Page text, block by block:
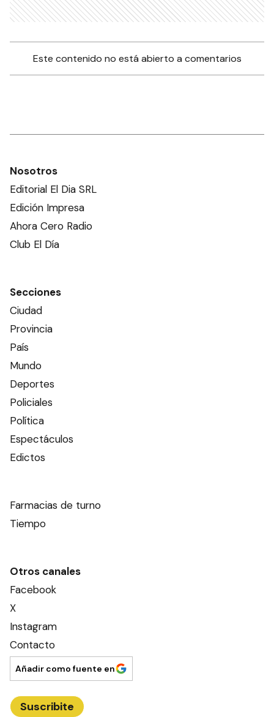
Este contenido no está abierto a comentarios
Nosotros
Editorial El Dia SRL
Edición Impresa
Ahora Cero Radio
Club El Día
Secciones
Ciudad
Provincia
País
Mundo
Deportes
Policiales
Política
Espectáculos
Edictos
Farmacias de turno
Tiempo
Otros canales
Facebook
X
Instagram
Contacto
Añadir como fuente en
Suscribite